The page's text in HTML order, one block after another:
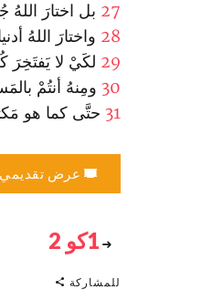
27 بل اختارَ اللهُ
28 واختارَ اللهُ
29 لكَيْ لا
30 ومِنهُ أنتُمْ
31 حتَّى كما هو
عرض تقديمي
1كو 2
للمشاركة